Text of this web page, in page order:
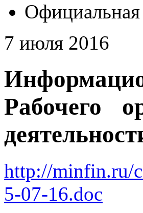
7 июля 2016
Рабочего
http://minfin.ru/
5-07-16.doc